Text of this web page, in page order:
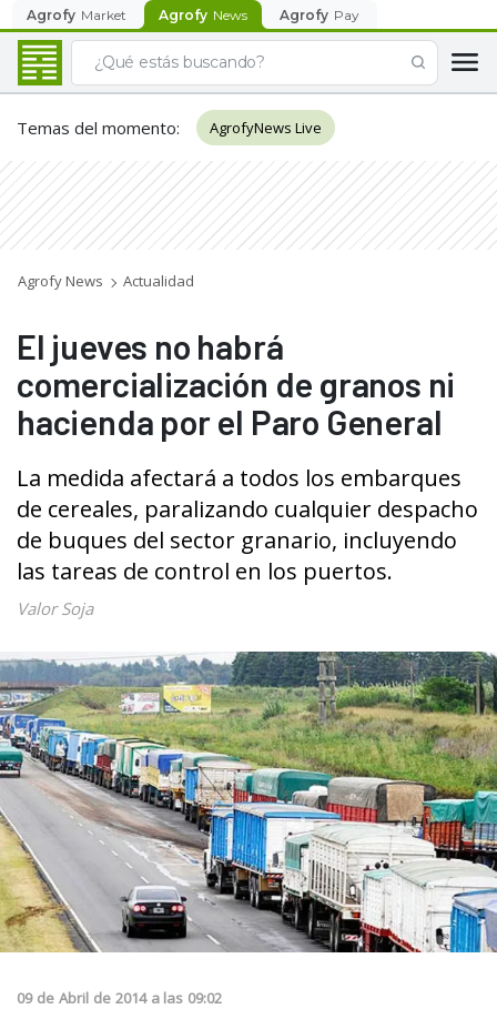
Agrofy Market Agrofy News Agrofy Pay
Temas del momento: AgrofyNews Live
Agrofy News Actualidad
El jueves no habrá
comercialización de granos ni
hacienda por el Paro General
La medida afectará a todos los embarques
de cereales, paralizando cualquier despacho
de buques del sector granario, incluyendo
las tareas de control en los puertos.
Valor Soja
09 de Abril de 2014 a las 09:02